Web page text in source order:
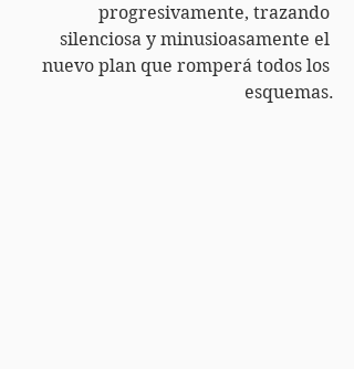
progresivamente, trazando
silenciosa y minusioasamente el
nuevo plan que romperá todos los
esquemas.